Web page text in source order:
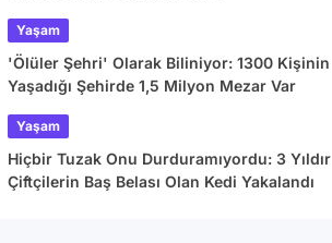
Yaşam
'Ölüler Şehri' Olarak Biliniyor: 1300 Kişinin
Yaşadığı Şehirde 1,5 Milyon Mezar Var
Yaşam
Hiçbir Tuzak Onu Durduramıyordu: 3 Yıldır
Çiftçilerin Baş Belası Olan Kedi Yakalandı